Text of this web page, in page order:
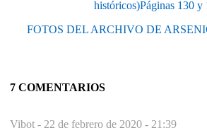
históricos)Páginas 130 y
FOTOS DEL ARCHIVO DE
7 COMENTARIOS
Vibot - 22 de febrero de 2020 - 21:39